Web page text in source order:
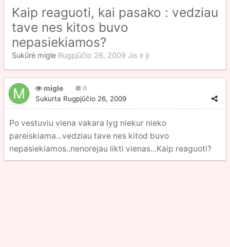
Kaip reaguoti, kai pasako : vedziau
tave nes kitos buvo
nepasiekiamos?
Sukūrė migle Rugpjūčio 26, 2009 Jis ir ji
migle 0
Sukurta Rugpjūčio 26, 2009
Po vestuviu viena vakara lyg niekur nieko
pareiskiama...vedziau tave nes kitod buvo
nepasiekiamos..nenorejau likti vienas...Kaip reaguoti?